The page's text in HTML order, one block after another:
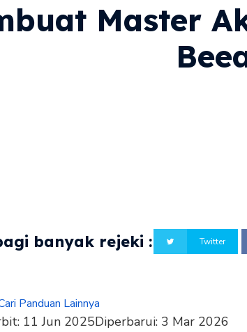
Master
banyak rejeki : Twitter
Panduan Lainnya
11 Jun 2025Diperbarui: 3 Mar 2026